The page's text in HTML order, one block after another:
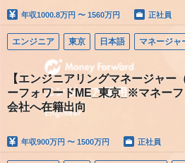
年収1000.8万円 〜 1560万円 正社員
エンジニア 東京 日本語
【エンジニアリングマネージャー
ーフォワードME_東京_※マネー
会社へ在籍出向
年収900万円 〜 1500万円 正社員